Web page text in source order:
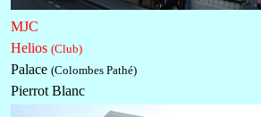
MJC
Helios (Club)
Palace (Colombes Pathé)
Pierrot Blanc